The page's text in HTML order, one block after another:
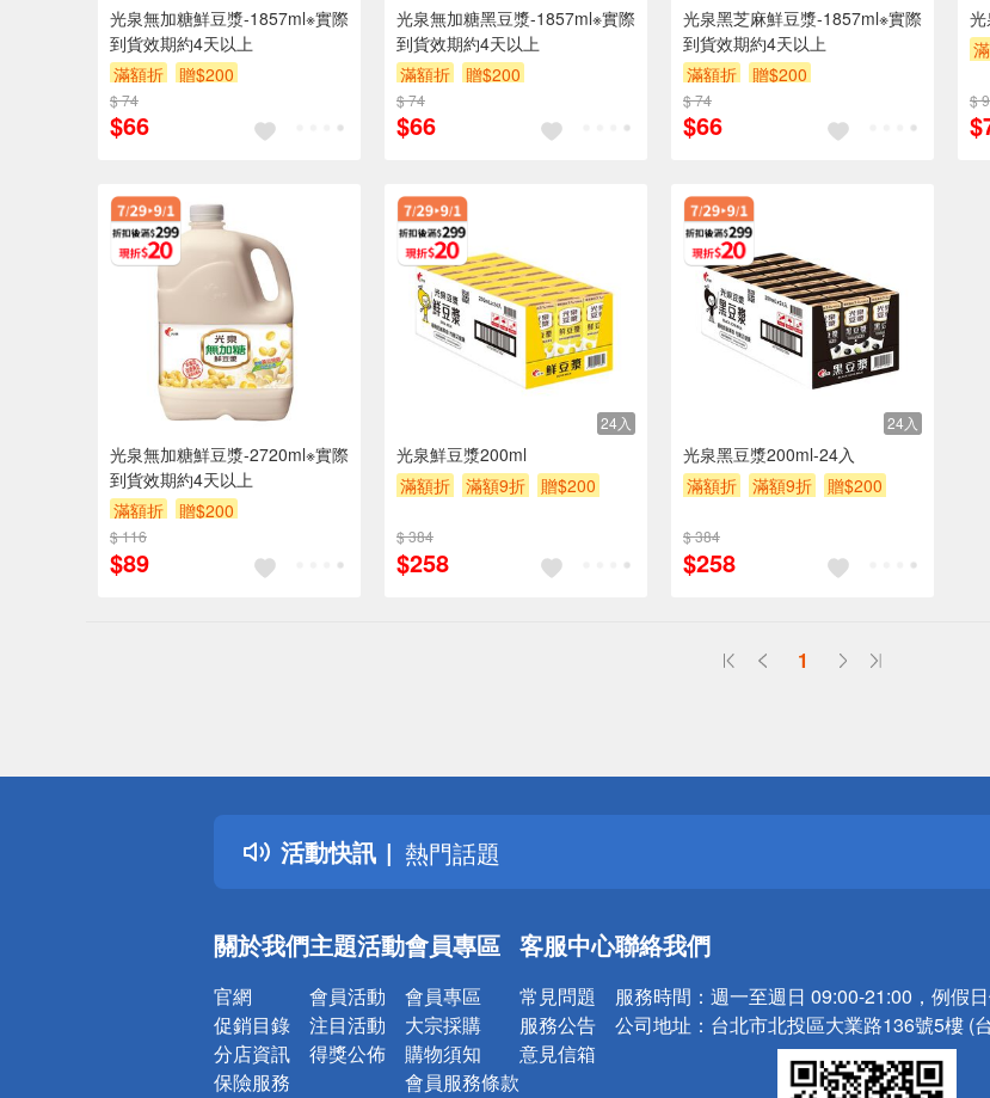
光泉無加糖鮮豆漿-1857ml※實際
到貨效期約4天以上
滿額折
贈$200
$ 74
$66
光泉無加糖黑豆漿-1857ml※實際
到貨效期約4天以上
滿額折
贈$200
$ 74
$66
光泉黑芝麻鮮豆漿-1857ml※實際
到貨效期約4天以上
滿額折
贈$200
$ 74
$66
$
光泉無加糖鮮豆漿-2720ml※實際
到貨效期約4天以上
滿額折
贈$200
$ 116
$89
24入
光泉鮮豆漿200ml
滿額折
滿額9折 贈$200
$ 384
$258
24入
光泉黑豆漿200ml-24入
滿額折
滿額9折 贈$200
$ 384
$258
1
活動快訊
詐騙網頁！請小心！
得獎公告
熱門話題
銀行優惠
詐騙網頁！請小心！
關於我們
官網
促銷目錄
分店資訊
保險服務
主題活動
會員活動
注目活動
得獎公佈
會員專區
會員專區
大宗採購
購物須知
會員服務條款
客服中心
常見問題
服務公告
意見信箱
聯絡我們
服務時間： 週一至週日 09:00-21:00，例假
公司地址： 台北市北投區大業路136號5樓 (